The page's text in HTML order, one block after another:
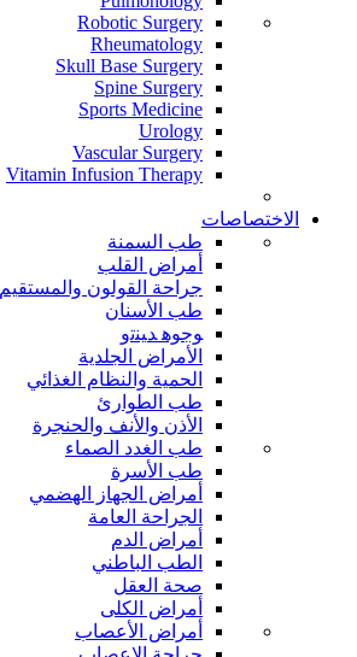
Robotic Surgery
Rheumatology
Skull Base Surgery
Spine Surgery
Sports Medicine
Urology
Vascular Surgery
Vitamin Infusion Therapy
الاختصاصات
طب السمنة
أمراض القلب
جراحة القولون والمستقيم
طب الأسنان
ﻮﺟﻮﻫ ﺪﻴﻨﺗﻭ
الأمراض الجلدية
الحمية والنظام الغذائي
طب الطوارئ
الأذن والأنف والحنجرة
طب الغدد الصماء
طب الأسرة
أمراض الجهاز الهضمي
الجراحة العامة
أمراض الدم
الطب الباطني
صحة العقل
أمراض الكلى
أمراض الأعصاب